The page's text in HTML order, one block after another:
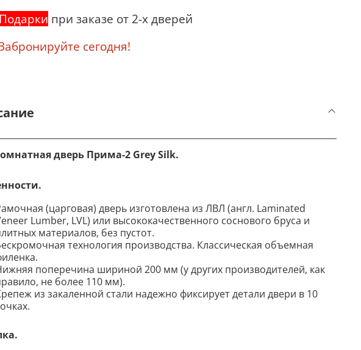
Подарки при заказе от 2-х дверей
сегодня!
дверь Прима-2 Grey Silk.
(царговая) дверь изготовлена из ЛВЛ (англ. Laminated
Lumber, LVL) или высококачественного соснового бруса и
материалов, без пустот.
технология производства. Классическая объемная
поперечина шириной 200 мм (у других производителей, как
не более 110 мм).
из закаленной стали надежно фиксирует детали двери в 10